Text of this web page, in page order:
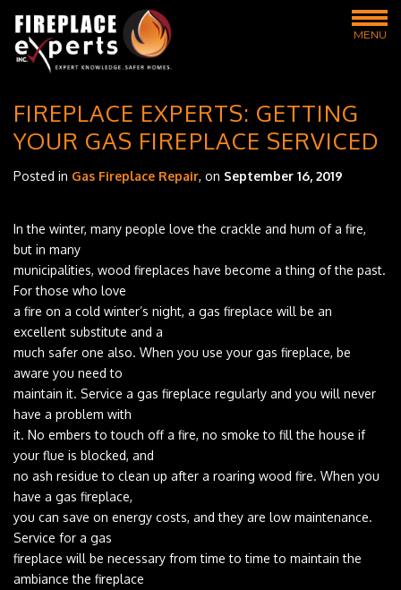
MENU
FIREPLACE EXPERTS: GETTING‌
‌YOUR‌ ‌GAS‌ ‌FIREPLACE‌ ‌SERVICED‌ ‌
Posted in Gas Fireplace Repair, on September 16, 2019
In‌ ‌the‌ ‌winter,‌ ‌many‌ ‌people‌ ‌love‌ ‌the‌ ‌crackle‌ ‌and‌ ‌hum‌ ‌of‌ ‌a‌ ‌fire,‌
‌but‌ ‌in‌ ‌many‌ ‌
municipalities,‌ ‌wood‌ ‌fireplaces‌ ‌have‌ ‌become‌ ‌a‌ ‌thing‌ ‌of‌ ‌the‌ ‌past.‌
‌For‌ ‌those‌ ‌who‌ ‌love‌ ‌
a‌ ‌fire‌ ‌on‌ ‌a‌ ‌cold‌ ‌winter’s‌ ‌night,‌ ‌a‌ ‌gas‌ ‌fireplace‌ ‌will‌ ‌be‌ ‌an‌
‌excellent‌ ‌substitute‌ ‌and‌ ‌a‌ ‌
much‌ ‌safer‌ ‌one‌ ‌also.‌ ‌When‌ ‌you‌ ‌use‌ ‌your‌ ‌gas‌ ‌fireplace,‌ ‌be‌
‌aware‌ ‌you‌ ‌need‌ ‌to‌ ‌
maintain‌ ‌it.‌ ‌Service‌ ‌a‌ ‌gas‌ ‌fireplace‌ ‌regularly‌ ‌and‌ ‌you‌ ‌will‌ ‌never‌
‌have‌ ‌a‌ ‌problem‌ ‌with‌ ‌
it.‌ ‌No‌ ‌embers‌ ‌to‌ ‌touch‌ ‌off‌ ‌a‌ ‌fire,‌ ‌no‌ ‌smoke‌ ‌to‌ ‌fill‌ ‌the‌ ‌house‌ ‌if‌
‌your‌ ‌flue‌ ‌is‌ ‌blocked,‌ ‌and‌ ‌
no‌ ‌ash‌ ‌residue‌ ‌to‌ ‌clean‌ ‌up‌ ‌after‌ ‌a‌ ‌roaring‌ ‌wood‌ ‌fire.‌ ‌When‌ ‌you‌
‌have‌ ‌a‌ ‌gas‌ ‌fireplace,‌ ‌
you‌ ‌can‌ ‌save‌ ‌on‌ ‌energy‌ ‌costs,‌ ‌and‌ ‌they‌ ‌are‌ ‌low‌ ‌maintenance.‌
‌Service‌ ‌for‌ ‌a‌ ‌gas‌ ‌
fireplace‌ ‌will‌ ‌be‌ ‌necessary‌ ‌from‌ ‌time‌ ‌to‌ ‌time‌ ‌to‌ ‌maintain‌ ‌the‌
‌ambiance‌ ‌the‌ ‌fireplace‌ ‌